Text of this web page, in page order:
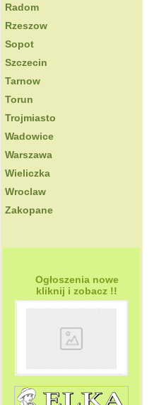
Radom
Rzeszow
Sopot
Szczecin
Tarnow
Torun
Trojmiasto
Wadowice
Warszawa
Wieliczka
Wroclaw
Zakopane
Ogłoszenia nowe
kliknij i zobacz !!